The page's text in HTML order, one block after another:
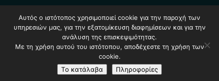
Επιχειρήσεων Ελλάδας – Greekonline.gr. All Rights
Reserved.
Όροι & Προυποθέσεις–Προστασία Προσωπικών
Δεδομένων–Πολιτική Cookies
Αυτός ο ιστότοπος χρησιμοποιεί cookie για την παροχή των
υπηρεσιών μας, για την εξατομίκευση διαφημίσεων και για την
ανάλυση της επισκεψιμότητας.
Με τη χρήση αυτού του ιστότοπου, αποδέχεστε τη χρήση των
cookie.
Το κατάλαβα
Πληροφορίες